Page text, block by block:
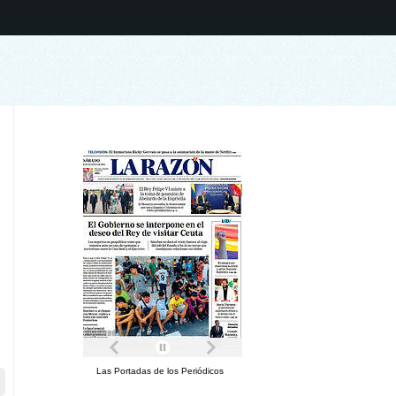
Las Portadas de los Periódicos